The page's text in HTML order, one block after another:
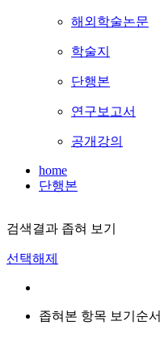
해외학술논문
학술지
단행본
연구보고서
공개강의
home
단행본
검색결과 좁혀 보기
선택해제
좁혀본 항목 보기순서